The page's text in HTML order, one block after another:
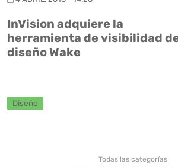
InVision adquiere la
herramienta de visibilidad
diseño Wake
Diseño
Todas las categorías